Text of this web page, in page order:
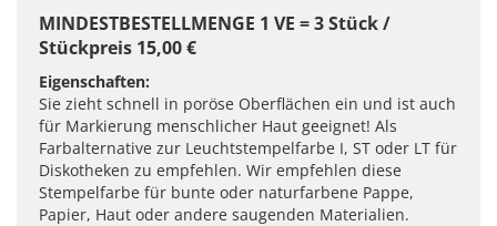
MINDESTBESTELLMENGE 1 VE = 3 Stück /
Stückpreis 15,00 €
Eigenschaften:
Sie zieht schnell in poröse Oberflächen ein und ist auch
für Markierung menschlicher Haut geeignet! Als
Farbalternative zur Leuchtstempelfarbe I, ST oder LT für
Diskotheken zu empfehlen. Wir empfehlen diese
Stempelfarbe für bunte oder naturfarbene Pappe,
Papier, Haut oder andere saugenden Materialien.